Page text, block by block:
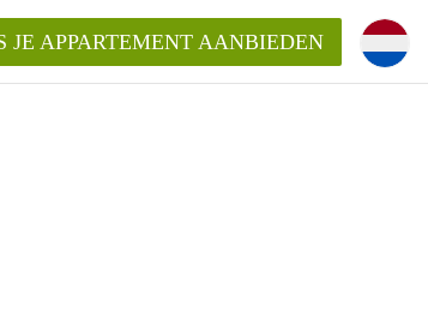
JE APPARTEMENT AANBIEDEN